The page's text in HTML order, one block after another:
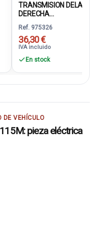
TRANSMISION
DERECHA...
Ref. 975326
36,30 €
IVA incluido
En stock
DE VEHÍCULO
pieza eléctrica